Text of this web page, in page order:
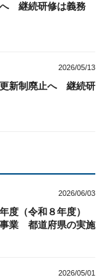
継続研修は義務
2026/05/13
新制廃止へ 継続研
2026/06/03
年度（令和８年度）
業 都道府県の実施
2026/05/01